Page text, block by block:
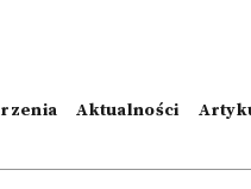
Aktualności